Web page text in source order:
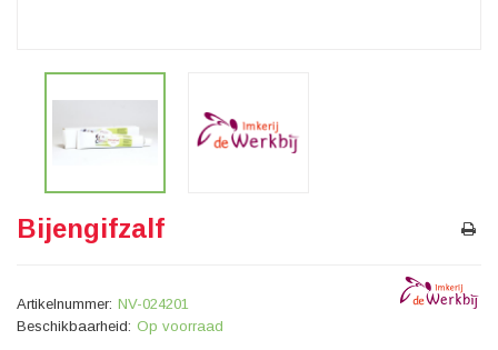
Bijengifzalf
Artikelnummer: NV-024201
Beschikbaarheid: Op voorraad